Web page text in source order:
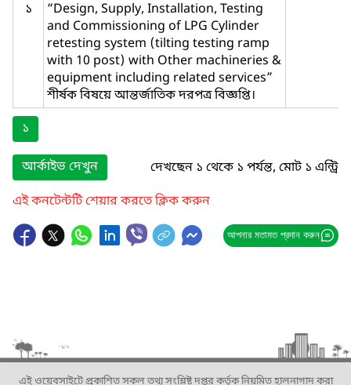
১
“Design, Supply, Installation, Testing
and Commissioning of LPG Cylinder
retesting system (tilting testing ramp
with 10 post) with Other machineries &
equipment including related services”
শীর্ষক বিষয়ে আন্তর্জাতিক দরপত্র বিজ্ঞপ্তি।
১
আর্কাইভ দেখুন
দেখছেন ১ থেকে ১ পর্যন্ত, মোট ১ এন্ট্রি
এই কনটেন্টটি শেয়ার করতে ক্লিক করুন
আপনার মতামত প্রদান করুন
এই ওয়েবসাইটে প্রকাশিত সকল তথ্য সংশ্লিষ্ট দপ্তর কর্তৃক নিয়মিত হালনাগাদ করা